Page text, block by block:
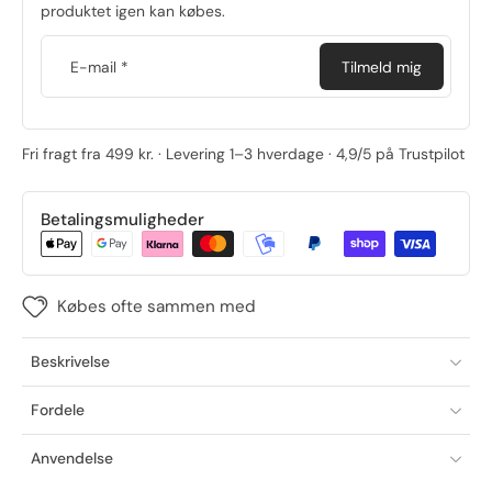
produktet igen kan købes.
E-mail * Tilmeld mig
Fri fragt fra 499 kr. · Levering 1–3 hverdage · 4,9/5 på Trustpilot
Betalingsmuligheder
Købes ofte sammen med
Beskrivelse
Fordele
Anvendelse